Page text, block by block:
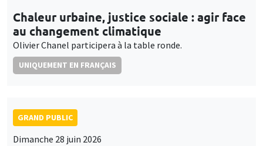
Chaleur urbaine, justice sociale : agir face
au changement climatique
Olivier Chanel participera à la table ronde.
UNIQUEMENT EN FRANÇAIS
GRAND PUBLIC
Dimanche 28 juin 2026